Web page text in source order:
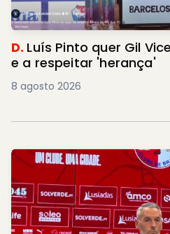
D. Luís Pinto quer Gil
e a respeitar 'herança'
8 agosto 2026